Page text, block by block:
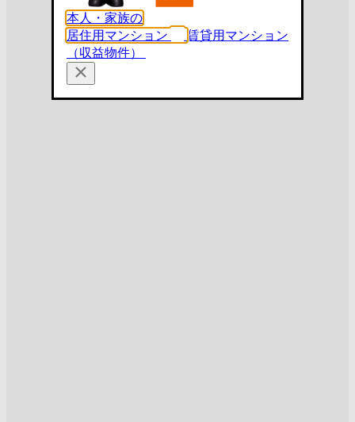
本人・家族の
居住用マンション
賃貸用マンション
（収益物件）